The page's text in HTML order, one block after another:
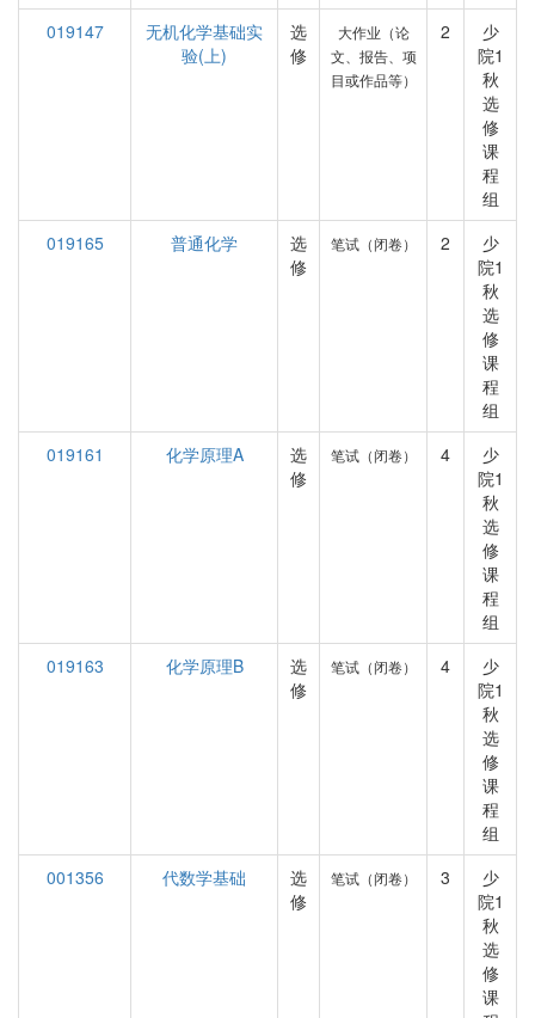
019147
无机化学基础实
验(上)
选
修
大作业（论
文、报告、项
目或作品等）
2
少
院1
秋
选
修
课
程
组
019165
普通化学
选
修
笔试（闭卷） 2
少
院1
秋
选
修
课
程
组
019161
化学原理A
选
修
笔试（闭卷） 4
少
院1
秋
选
修
课
程
组
019163
化学原理B
选
修
笔试（闭卷） 4
少
院1
秋
选
修
课
程
组
001356
代数学基础
选
修
笔试（闭卷） 3
少
院1
秋
选
修
课